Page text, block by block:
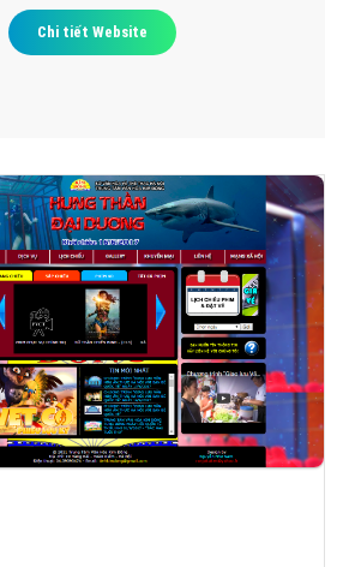
Chi tiết Website